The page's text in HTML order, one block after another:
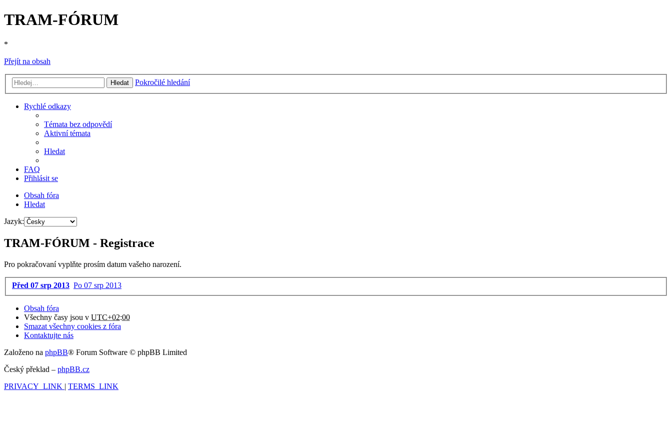
TRAM-FÓRUM
*
Přejít na obsah
Hledat Pokročilé hledání
Rychlé odkazy
Témata bez odpovědí
Aktivní témata
Hledat
FAQ
Přihlásit se
Obsah fóra
Hledat
Jazyk:
TRAM-FÓRUM - Registrace
Pro pokračovaní vyplňte prosím datum vašeho narození.
Před 07 srp 2013 Po 07 srp 2013
Obsah fóra
Všechny časy jsou v UTC+02:00
Smazat všechny cookies z fóra
Kontaktujte nás
Založeno na phpBB® Forum Software © phpBB Limited
Český překlad – phpBB.cz
PRIVACY_LINK | TERMS_LINK